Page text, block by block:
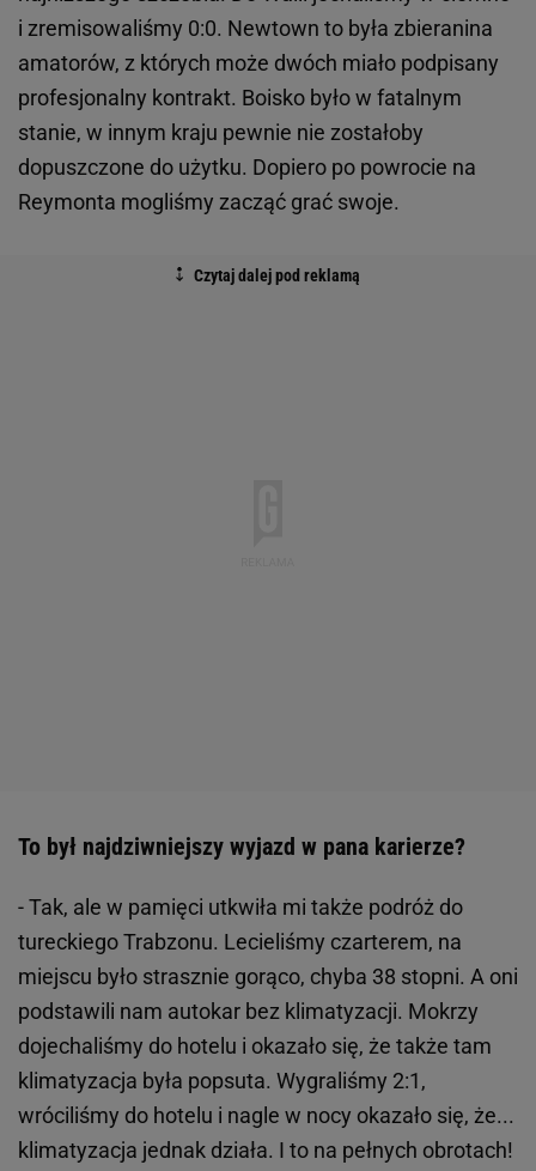
i zremisowaliśmy 0:0. Newtown to była zbieranina
amatorów, z których może dwóch miało podpisany
profesjonalny kontrakt. Boisko było w fatalnym
stanie, w innym kraju pewnie nie zostałoby
dopuszczone do użytku. Dopiero po powrocie na
Reymonta mogliśmy zacząć grać swoje.
To był najdziwniejszy wyjazd w pana karierze?
- Tak, ale w pamięci utkwiła mi także podróż do
tureckiego Trabzonu. Lecieliśmy czarterem, na
miejscu było strasznie gorąco, chyba 38 stopni. A oni
podstawili nam autokar bez klimatyzacji. Mokrzy
dojechaliśmy do hotelu i okazało się, że także tam
klimatyzacja była popsuta. Wygraliśmy 2:1,
wróciliśmy do hotelu i nagle w nocy okazało się, że...
klimatyzacja jednak działa. I to na pełnych obrotach!